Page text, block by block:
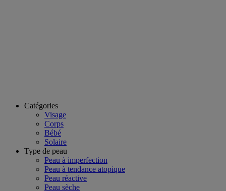
Catégories
Visage
Corps
Bébé
Solaire
Type de peau
Peau à imperfection
Peau à tendance atopique
Peau réactive
Peau sèche